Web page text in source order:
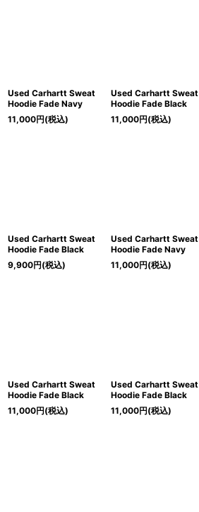
Used Carhartt Sweat
Hoodie Fade Navy
11,000円(税込)
Used Carhartt Sweat
Hoodie Fade Black
11,000円(税込)
Used Carhartt Sweat
Hoodie Fade Black
9,900円(税込)
Used Carhartt Sweat
Hoodie Fade Navy
11,000円(税込)
Used Carhartt Sweat
Hoodie Fade Black
11,000円(税込)
Used Carhartt Sweat
Hoodie Fade Black
11,000円(税込)